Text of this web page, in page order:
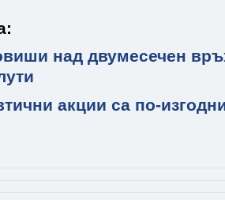
над двумесечен
акции са по-